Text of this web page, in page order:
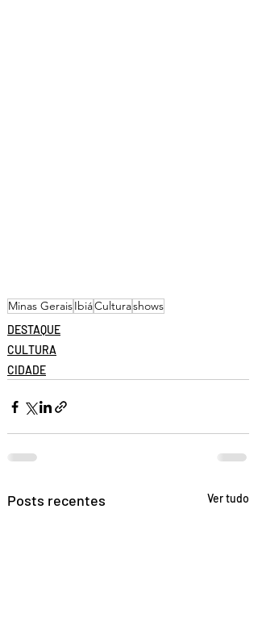
Minas GeraisIbiáCulturashows
DESTAQUE
CULTURA
CIDADE
Posts recentes Ver tudo